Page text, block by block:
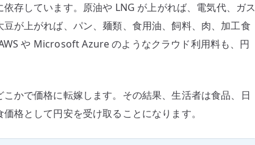
存しています。原油や LNG が上がれば、電気代、ガス
が上がれば、パン、麺類、食用油、飼料、肉、加工食
や Microsoft Azure のようなクラウド利用料も、円
かで価格に転嫁します。その結果、生活者は食品、日
格として円安を受け取ることになります。